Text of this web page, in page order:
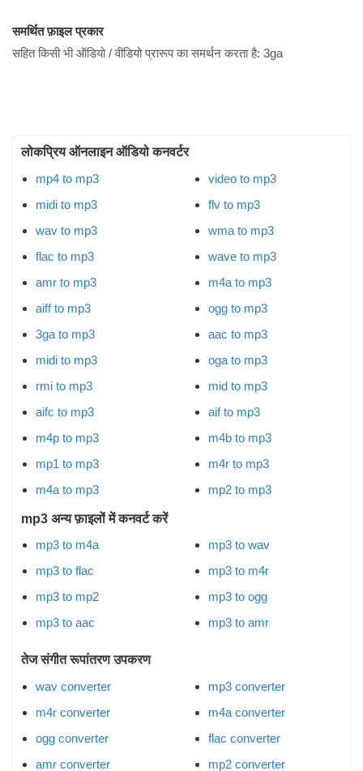
समर्थित फ़ाइल प्रकार
सहित किसी भी ऑडियो / वीडियो प्रारूप का समर्थन करता है: 3ga
लोकप्रिय ऑनलाइन ऑडियो कनवर्टर
mp4 to mp3
midi to mp3
wav to mp3
flac to mp3
amr to mp3
aiff to mp3
3ga to mp3
midi to mp3
rmi to mp3
aifc to mp3
m4p to mp3
mp1 to mp3
m4a to mp3
video to mp3
flv to mp3
wma to mp3
wave to mp3
m4a to mp3
ogg to mp3
aac to mp3
oga to mp3
mid to mp3
aif to mp3
m4b to mp3
m4r to mp3
mp2 to mp3
mp3 अन्य फ़ाइलों में कनवर्ट करें
mp3 to m4a
mp3 to flac
mp3 to mp2
mp3 to aac
mp3 to wav
mp3 to m4r
mp3 to ogg
mp3 to amr
तेज संगीत रूपांतरण उपकरण
wav converter
m4r converter
ogg converter
amr converter
mp3 converter
m4a converter
flac converter
mp2 converter